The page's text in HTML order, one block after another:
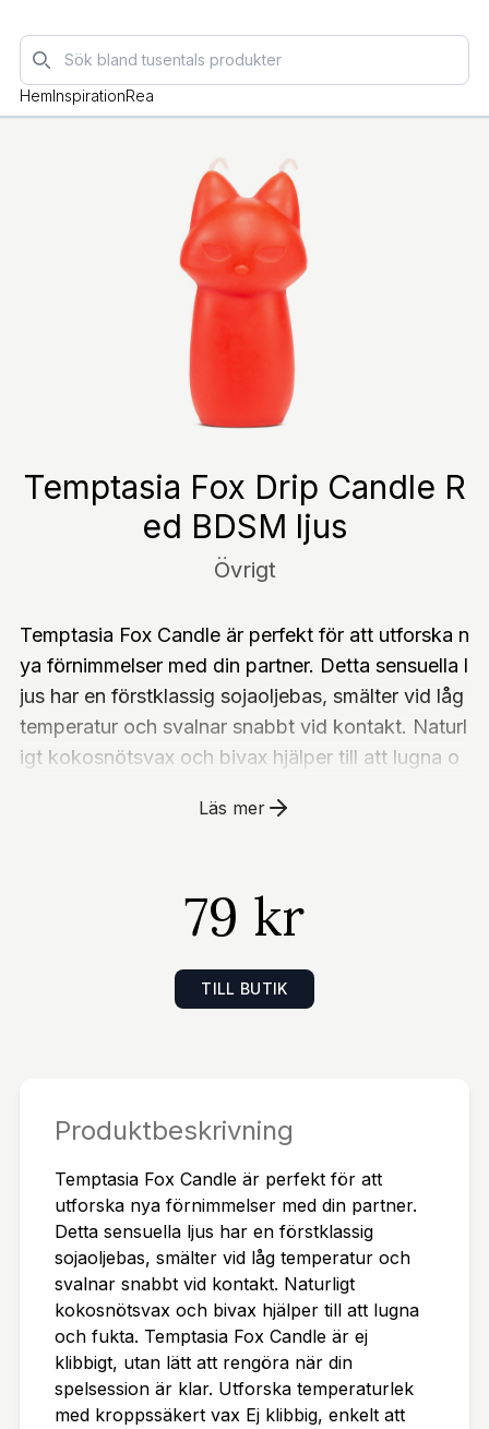
Sök
HemInspirationRea
Temptasia Fox Drip Candle R
ed BDSM ljus
Övrigt
Temptasia Fox Candle är perfekt för att utforska n
ya förnimmelser med din partner. Detta sensuella l
jus har en förstklassig sojaoljebas, smälter vid låg
temperatur och svalnar snabbt vid kontakt. Naturl
igt kokosnötsvax och bivax hjälper till att lugna o
n lätt att rengöra när din spelsession är klar. Utfor
av sojavax , naturligt kokosvax & naturligt bivax T
otal längd 10 cm, maximal d iameter 5 cm Tempta
sia Fox Drip Candle Red BDSM ljus är redo att ski
ckas till dig omgående med expressleverans.
Läs mer
79 kr
TILL BUTIK
Produktbeskrivning
Temptasia Fox Candle är perfekt för att
utforska nya förnimmelser med din partner.
Detta sensuella ljus har en förstklassig
sojaoljebas, smälter vid låg temperatur och
svalnar snabbt vid kontakt. Naturligt
kokosnötsvax och bivax hjälper till att lugna
och fukta. Temptasia Fox Candle är ej
klibbigt, utan lätt att rengöra när din
spelsession är klar. Utforska temperaturlek
med kroppssäkert vax Ej klibbig, enkelt att